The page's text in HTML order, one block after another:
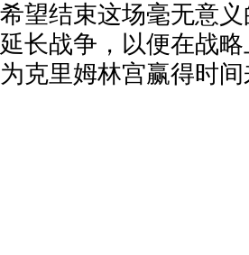
希望结束这场毫无意
延长战争，以便在战
为克里姆林宫赢得时